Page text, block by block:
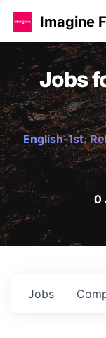
Imagine
Jobs
English-1st.
0
Jobs